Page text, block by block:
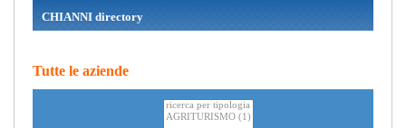
CHIANNI directory
Tutte le aziende